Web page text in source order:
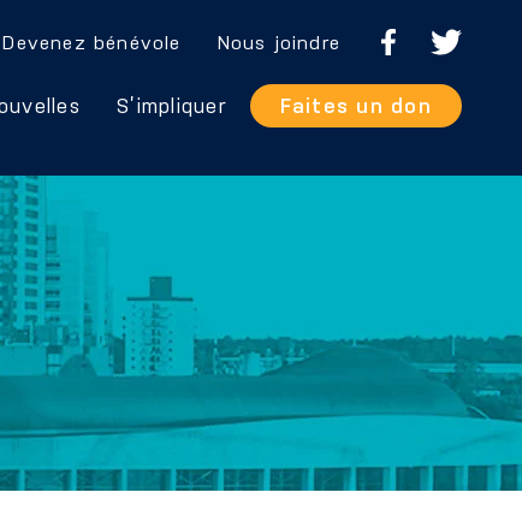
S’impliquer
Devenez bénévole Nous joindre
Faites un don